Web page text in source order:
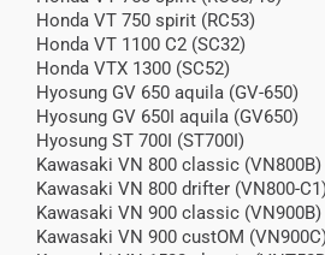
Honda VT 750 spirit (RC53)
Honda VT 1100 C2 (SC32)
Honda VTX 1300 (SC52)
Hyosung GV 650 aquila (GV-650)
Hyosung GV 650I aquila (GV650)
Hyosung ST 700I (ST700I)
Kawasaki VN 800 classic (VN800B)
Kawasaki VN 800 drifter (VN800-
Kawasaki VN 900 classic (VN900B)
Kawasaki VN 900 custOM